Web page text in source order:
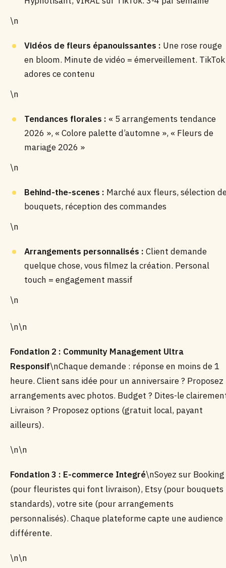
\n
Vidéos de fleurs épanouissantes : Une rose rouge
en bloom. Minute de vidéo = émerveillement. TikTok
adores ce contenu
\n
Tendances florales : « 5 arrangements tendance
2026 », « Colore palette d’automne », « Fleurs de
mariage 2026 »
\n
Behind-the-scenes : Marché aux fleurs, sélection
bouquets, réception des commandes
\n
Arrangements personnalisés : Client demande
quelque chose, vous filmez la création. Personal
touch = engagement massif
\n
\n\n
Fondation 2 : Community Management Ultra
Responsif\nChaque demande : réponse en moins de 1
heure. Client sans idée pour un anniversaire ? Proposez
arrangements avec photos. Budget ? Dites-le
Livraison ? Proposez options (gratuit local, payant
ailleurs).
\n\n
Fondation 3 : E-commerce Integré\nSoyez sur Booking
(pour fleuristes qui font livraison), Etsy (pour bouquets
standards), votre site (pour arrangements
personnalisés). Chaque plateforme capte une audience
différente.
\n\n